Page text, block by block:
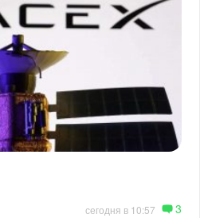
сегодня в 10:57 3